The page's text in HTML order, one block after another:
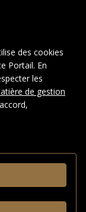
ET
des cookies
Portail. En
les
de gestion